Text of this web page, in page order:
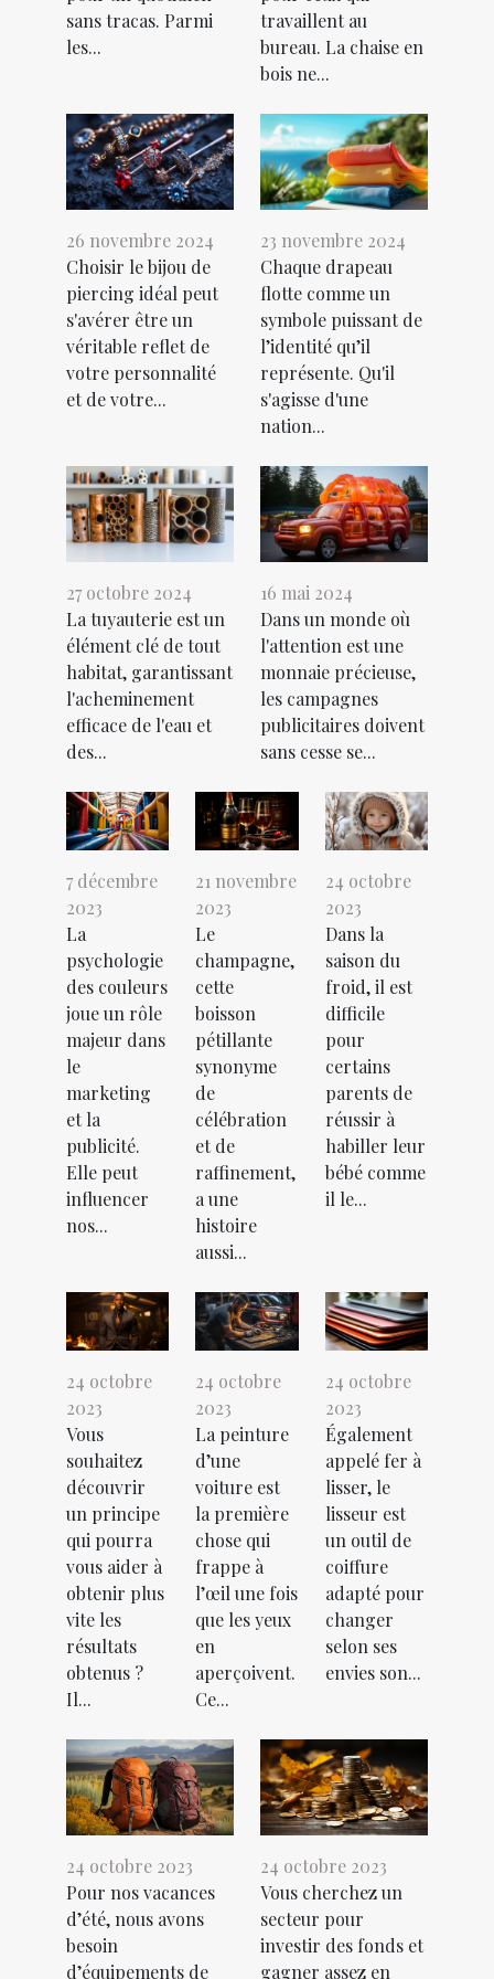
sans tracas. Parmi
les...
travaillent au
bureau. La chaise en
bois ne...
26 novembre 2024
Choisir le bijou de
piercing idéal peut
s'avérer être un
véritable reflet de
votre personnalité
et de votre...
23 novembre 2024
Chaque drapeau
flotte comme un
symbole puissant de
l’identité qu’il
représente. Qu'il
s'agisse d'une
nation...
27 octobre 2024
La tuyauterie est un
élément clé de tout
habitat, garantissant
l'acheminement
efficace de l'eau et
des...
16 mai 2024
Dans un monde où
l'attention est une
monnaie précieuse,
les campagnes
publicitaires doivent
sans cesse se...
7 décembre
2023
La
psychologie
des couleurs
joue un rôle
majeur dans
le
marketing
et la
publicité.
Elle peut
influencer
nos...
21 novembre
2023
Le
champagne,
cette
boisson
pétillante
synonyme
de
célébration
et de
raffinement,
a une
histoire
aussi...
24 octobre
2023
Dans la
saison du
froid, il est
difficile
pour
certains
parents de
réussir à
habiller leur
bébé comme
il le...
24 octobre
2023
Vous
souhaitez
découvrir
un principe
qui pourra
vous aider à
obtenir plus
vite les
résultats
obtenus ?
Il...
24 octobre
2023
La peinture
d’une
voiture est
la première
chose qui
frappe à
l’œil une fois
que les yeux
en
aperçoivent.
Ce...
24 octobre
2023
Également
appelé fer à
lisser, le
lisseur est
un outil de
coiffure
adapté pour
changer
selon ses
envies son...
24 octobre 2023
Pour nos vacances
d’été, nous avons
besoin
d’équipements de
24 octobre 2023
Vous cherchez un
secteur pour
investir des fonds et
gagner assez en